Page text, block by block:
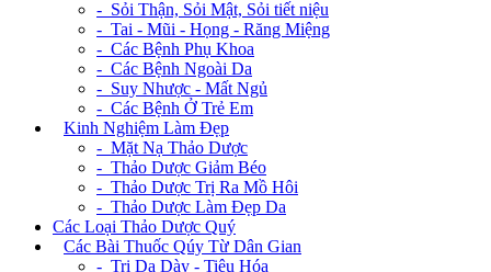
- Sỏi Thận, Sỏi Mật, Sỏi tiết niệu
- Tai - Mũi - Họng - Răng Miệng
- Các Bệnh Phụ Khoa
- Các Bệnh Ngoài Da
- Suy Nhược - Mất Ngủ
- Các Bệnh Ở Trẻ Em
Kinh Nghiệm Làm Đẹp
- Mặt Nạ Thảo Dược
- Thảo Dược Giảm Béo
- Thảo Dược Trị Ra Mồ Hôi
- Thảo Dược Làm Đẹp Da
Các Loại Thảo Dược Quý
Các Bài Thuốc Qúy Từ Dân Gian
- Trị Dạ Dày - Tiêu Hóa